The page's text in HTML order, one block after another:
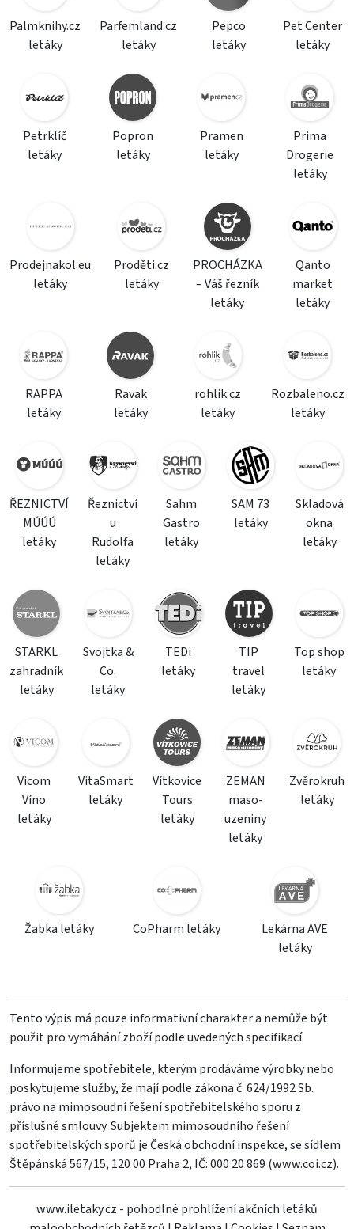
Palmknihy.cz
letáky
Parfemland.cz
letáky
Pepco
letáky
Pet Center
letáky
Petrklíč
letáky
Popron
letáky
Pramen
letáky
Prima
Drogerie
letáky
Prodejnakol.eu
letáky
Proděti.cz
letáky
PROCHÁZKA
– Váš řezník
letáky
Qanto
market
letáky
RAPPA
letáky
Ravak
letáky
rohlik.cz
letáky
Rozbaleno.cz
letáky
ŘEZNICTVÍ
MÚÚÚ
letáky
Řeznictví
u
Rudolfa
letáky
Sahm
Gastro
letáky
SAM 73
letáky
Skladová
okna
letáky
STARKL
zahradník
letáky
Svojtka &
Co.
letáky
TEDi
letáky
TIP
travel
letáky
Top shop
letáky
Vicom
Víno
letáky
VitaSmart
letáky
Vítkovice
Tours
letáky
ZEMAN
maso-
uzeniny
letáky
Zvěrokruh
letáky
Žabka letáky CoPharm letáky
Lekárna AVE
letáky
Tento výpis má pouze informativní charakter a nemůže být
použit pro vymáhání zboží podle uvedených specifikací.
Informujeme spotřebitele, kterým prodáváme výrobky nebo
poskytujeme služby, že mají podle zákona č. 624/1992 Sb.
právo na mimosoudní řešení spotřebitelského sporu z
příslušné smlouvy. Subjektem mimosoudního řešení
spotřebitelských sporů je Česká obchodní inspekce, se sídlem
Štěpánská 567/15, 120 00 Praha 2, IČ: 000 20 869 (www.coi.cz).
www.iletaky.cz - pohodlné prohlížení akčních letáků